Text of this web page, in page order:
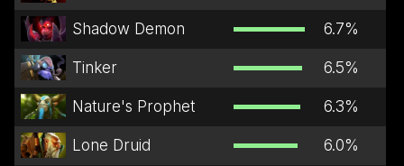
Shadow Demon 6.7%
Tinker 6.5%
Nature's Prophet 6.3%
Lone Druid 6.0%